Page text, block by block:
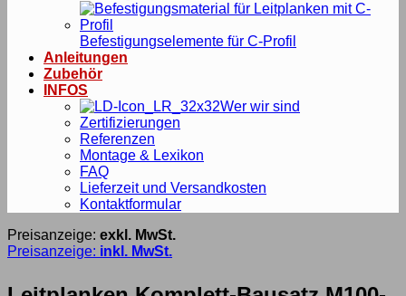
Befestigungselemente für C-Profil
Anleitungen
Zubehör
INFOS
Wer wir sind
Zertifizierungen
Referenzen
Montage & Lexikon
FAQ
Lieferzeit und Versandkosten
Kontaktformular
Preisanzeige: exkl. MwSt.
Preisanzeige: inkl. MwSt.